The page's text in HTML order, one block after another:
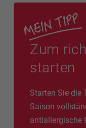
Zum
starten
Starten Sie die
Saison
antiallergische